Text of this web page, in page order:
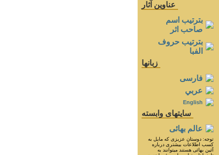
عناوين آثار
بترتيب اسم
صاحب اثر
بترتيب حروف
الفبا
زبانها
فارسی
عربي
English
سايتهای وابسته
عالم بهائی
توجه: دوستان عزيزى كه مايل به
كسب اطلاعات بيشترى درباره
آئين بهائى هستند ميتوانند به